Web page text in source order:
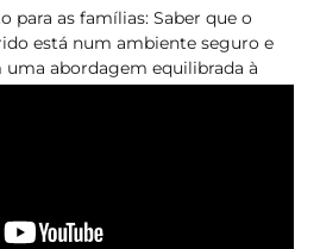
para as famílias: Saber que o
está num ambiente seguro e
uma abordagem equilibrada à